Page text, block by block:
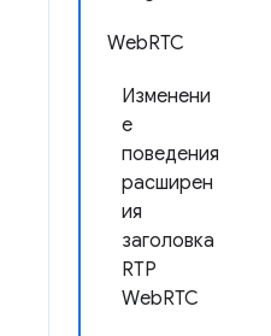
WebRTC
Изменени
е
поведения
расширен
ия
заголовка
RTP
WebRTC